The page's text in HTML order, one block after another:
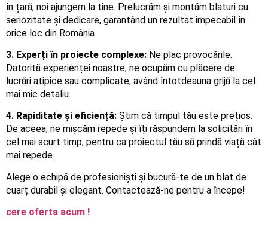
în țară, noi ajungem la tine. Prelucrăm și montăm blaturi cu
seriozitate și dedicare, garantând un rezultat impecabil în
orice loc din România.
3. Experți în proiecte complexe: Ne plac provocările.
Datorită experienței noastre, ne ocupăm cu plăcere de
lucrări atipice sau complicate, având întotdeauna grijă la cel
mai mic detaliu.
4. Rapiditate și eficiență: Știm că timpul tău este prețios.
De aceea, ne mișcăm repede și îți răspundem la solicitări în
cel mai scurt timp, pentru ca proiectul tău să prindă viață cât
mai repede.
Alege o echipă de profesioniști și bucură-te de un blat de
cuarț durabil și elegant. Contactează-ne pentru a începe!
cere oferta acum !